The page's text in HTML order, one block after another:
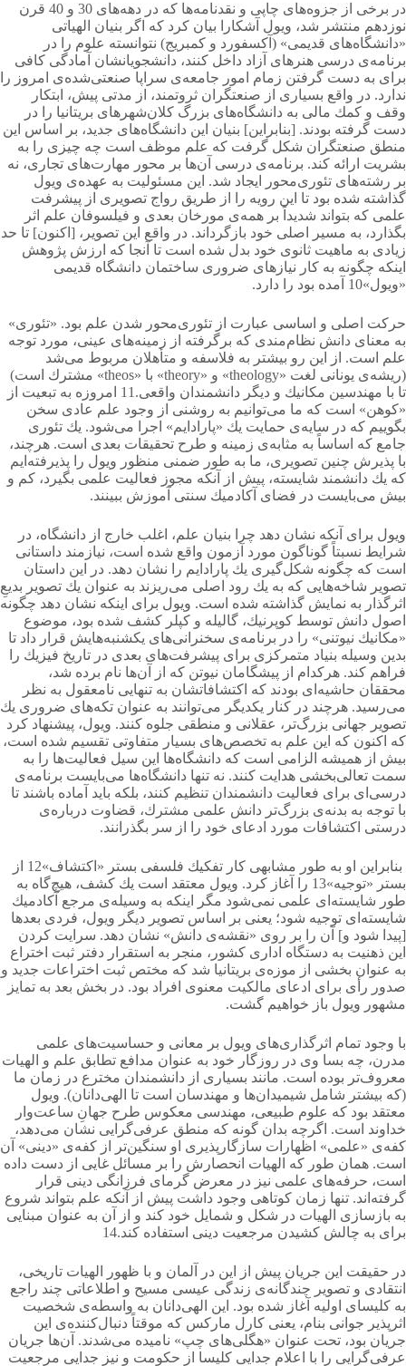
در برخی از جزوه‌های چاپی و نقدنامه‌ها كه در دهه‌های 30 و 40 قرن
نوزدهم منتشر شد، ویول آشكارا بیان كرد كه اگر بنیان الهیاتی
«دانشگاه‌های قدیمی» (آكسفورد و كمبریج) نتوانسته علوم را در
برنامه‌ی درسی هنرهای آزاد داخل كنند، دانشجویانشان آمادگی كافی
برای به دست گرفتن زمام امور جامعه‌ی سراپا صنعتی‌شده‌ی امروز را
ندارد. در واقع بسیاری از صنعتگران ثروتمند، از مدتی پیش، ابتكار
وقف و كمك مالی به دانشگاه‌های بزرگ كلان‌شهرهای بریتانیا را در
دست گرفته بودند. [بنابراین] بنیان این دانشگاه‌های جدید، بر اساس این
منطق صنعتگران شكل گرفت كه علم موظف است چه چیزی را به
بشریت ارائه كند. برنامه‌ی درسی آن‌ها بر محور مهارت‌های تجاری، نه
بر رشته‌های تئوری‌محور ایجاد شد. این مسئولیت به عهده‌ی ویول
گذاشته شده بود تا این رویه را از طریق رواج تصویری از پیشرفت
علمی كه بتواند شدیداً بر همه‌ی مورخان بعدی و فیلسوفان علم اثر
بگذارد، به مسیر اصلی خود بازگرداند. در واقع این تصویر، [اكنون] تا حد
زیادی به ماهیت ثانوی خود بدل شده است تا آنجا كه ارزش پژوهش
اینكه چگونه به كار نیازهای ضروری ساختمان دانشگاه قدیمی
«ویول»10 آمده بود را دارد.
حركت اصلی و اساسی عبارت از تئوری‌محور شدن علم بود. «تئوری»
به معنای دانش نظام‌مندی كه برگرفته از زمینه‌های عینی، مورد توجه
علم است. از این رو بیشتر به فلاسفه و متأهلان مربوط می‌شد
(ریشه‌ی یونانی لغت «theology» و «theory» با «theos» مشترك است)
تا با مهندسین مكانیك و دیگر دانشمندان واقعی.11 امروزه به تبعیت از
«کوهن» است كه ما می‌توانیم به روشنی از وجود علم عادی سخن
بگوییم كه در سایه‌ی حمایت یك «پارادایم» اجرا می‌شود. یك تئوری
جامع كه اساساً به مثابه‌ی زمینه و طرح تحقیقات بعدی است. هرچند،
با پذیرش چنین تصویری، ما به طور ضمنی منظور ویول را پذیرفته‌ایم
كه یك دانشمند شایسته، پیش از آنكه مجوز فعالیت علمی بگیرد، كم و
بیش می‌بایست در فضای آكادمیك سنتی آموزش ببینند.
ویول برای آنكه نشان دهد چرا بنیان علم، اغلب خارج از دانشگاه، در
شرایط نسبتاً گوناگون مورد آزمون واقع شده است، نیازمند داستانی
است كه چگونه شكل‌گیری یك پارادایم را نشان دهد. در این داستان
تصویر شاخه‌هایی كه به یك رود اصلی می‌ریزند به عنوان یك تصویر بدیعِ
اثرگذار به نمایش گذاشته شده است. ویول برای اینكه نشان دهد چگونه
اصول دانش توسط كوپرنیك، گالیله و كپلر كشف شده بود، موضوع
«مكانیك نیوتنی» را در برنامه‌ی سخنرانی‌های یکشنبه‌هایش قرار داد تا
بدین وسیله بنیاد متمركزی برای پیشرفت‌های بعدی در تاریخ فیزیك را
فراهم كند. هركدام از پیشگامان نیوتن كه از آن‌ها نام برده شد،
محققان حاشیه‌ای بودند كه اکتشافاتشان به تنهایی نامعقول به نظر
می‌رسید. هرچند در كنار یكدیگر می‌توانند به عنوان تكه‌های ضروری یك
تصویر جهانی بزرگ‌تر، عقلانی و منطقی جلوه كنند. ویول، پیشنهاد كرد
كه اكنون كه این علم به تخصص‌های بسیار متفاوتی تقسیم شده است،
بیش از همیشه الزامی است كه دانشگاه‌ها این سیل فعالیت‌ها را به
سمت تعالی‌بخشی هدایت كنند. نه تنها دانشگاه‌ها می‌بایست برنامه‌ی
درسی‌ای برای فعالیت دانشمندان تنظیم كنند، بلكه باید آماده باشند تا
با توجه به بدنه‌ی بزرگ‌تر دانش علمی مشترك، قضاوت درباره‌ی
درستی اكتشافات مورد ادعای خود را از سر بگذرانند.
بنابراین او به طور مشابهی كار تفكیك فلسفی بستر «اكتشاف»12 از
بستر «توجیه»13 را آغاز كرد. ویول معتقد است یك كشف، هیچ‌گاه به
طور شایسته‌ای علمی نمی‌شود مگر اینكه به وسیله‌ی مرجع آكادمیك
شایسته‌ای توجیه شود؛ یعنی بر اساس تصویر دیگر ویول، فردی بعدها
[پیدا شود و] آن را بر روی «نقشه‌ی دانش» نشان دهد. سرایت كردن
این ذهنیت به دستگاه اداری كشور، منجر به استقرار دفتر ثبت اختراع
به عنوان بخشی از موزه‌ی بریتانیا شد كه مختص ثبت اختراعات جدید و
صدور رأی برای ادعای مالكیت معنوی افراد بود. در بخش بعد به تمایز
مشهور ویول باز خواهیم گشت.
با وجود تمام اثرگذاری‌های ویول بر معانی و حساسیت‌های علمی
مدرن، چه بسا وی در روزگار خود به عنوان مدافع تطابق علم و الهیات
معروف‌تر بوده است. مانند بسیاری از دانشمندان مخترع در زمان ما
(كه بیشتر شامل شیمیدان‌ها و مهندسان است تا الهی‌دانان). ویول
معتقد بود كه علوم طبیعی، مهندسی معكوس طرح جهانِ ساعت‌وار
خداوند است. اگرچه بدان گونه كه منطق عرفی‌گرایی نشان می‌دهد،
کفه‌ی «علمی» اظهارات سازگارپذیری او سنگین‌تر از کفه‌ی «دینی» آن
است. همان طور كه الهیات انحصارش را بر مسائل غایی از دست داده
است، حرفه‌های علمی نیز در معرض گرمای فرزانگی دینی قرار
گرفته‌اند. تنها زمان كوتاهی وجود داشت پیش از آنكه علم بتواند شروع
به بازسازی الهیات در شكل و شمایل خود كند و از آن به عنوان مبنایی
برای به چالش كشیدن مرجعیت دینی استفاده كند.14
در حقیقت این جریان پیش از این در آلمان و با ظهور الهیات تاریخی،
انتقادی و تصویر چندگانه‌ی زندگی عیسی مسیح و اطلاعاتی چند راجع
به كلیسای اولیه آغاز شده بود. این الهی‌دانان به واسطه‌ی شخصیت
اثرپذیر جوانی بنام، یعنی كارل ماركس كه موقتاً دنبال‌کننده‌ی این
جریان بود، تحت عنوان «هگلی‌های چپ» نامیده می‌شدند. آن‌ها جریان
عرفی‌گرایی را با اعلام جدایی كلیسا از حكومت و نیز جدایی مرجعیت